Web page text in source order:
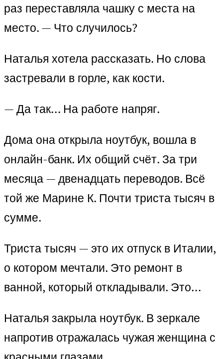
раз переставляла чашку с места на
место. — Что случилось?
Наталья хотела рассказать. Но слова
застревали в горле, как кости.
— Да так… На работе напряг.
Дома она открыла ноутбук, вошла в
онлайн-банк. Их общий счёт. За три
месяца — двенадцать переводов. Всё
той же Марине К. Почти триста тысяч в
сумме.
Триста тысяч — это их отпуск в Италии,
о котором мечтали. Это ремонт в
ванной, который откладывали. Это…
Наталья закрыла ноутбук. В зеркале
напротив отражалась чужая женщина с